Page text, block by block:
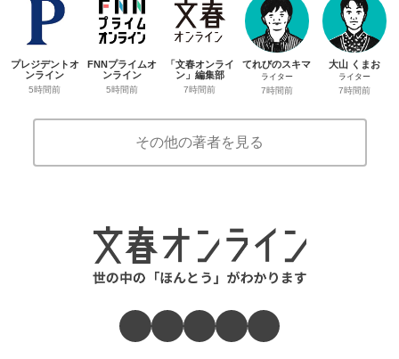
プレジデントオ
ンライン
5時間前
FNNプライムオ
ンライン
5時間前
「文春オンライ
ン」編集部
7時間前
てれびのスキマ
ライター
7時間前
大山 くまお
ライター
7時間前
その他の著者を見る